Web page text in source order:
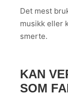
Det mest
musikk eller
smerte.
KAN
SOM